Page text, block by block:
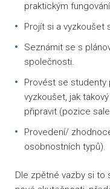
praktickým
Projít si a vyzkoušet
Seznámit se s
společnosti.
Provést se studenty
vyzkoušet, jak
připravit (pozice
Provedení/
osobnostních typů).
Dle zpětné vazby si to